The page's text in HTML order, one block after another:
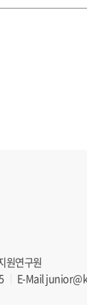
원연구원
E-Mail